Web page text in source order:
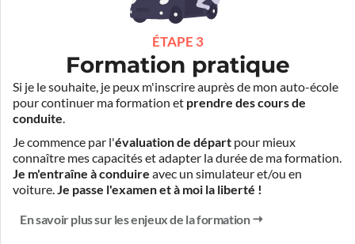
ÉTAPE 3
Formation pratique
Si je le souhaite, je peux m'inscrire auprès de mon auto-école
pour continuer ma formation et prendre des cours de
conduite.
Je commence par l'évaluation de départ pour mieux
connaître mes capacités et adapter la durée de ma formation.
Je m'entraîne à conduire avec un simulateur et/ou en
voiture.Je passe l'examen et à moi la liberté !
En savoir plus sur les enjeux de la formation